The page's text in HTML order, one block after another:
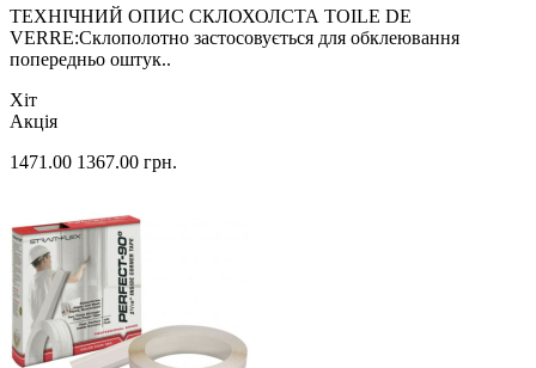
ТЕХНІЧНИЙ ОПИС СКЛОХОЛСТА TOILE DE
VERRE:Склополотно застосовується для обклеювання
попередньо оштук..
Хіт
Акція
1471.00 1367.00 грн.